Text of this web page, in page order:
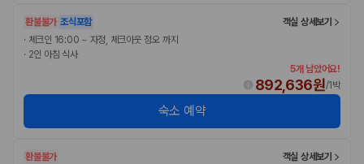
환불불가 조식포함
객실 상세보기
· 체크인 16:00 ~ 자정, 체크아웃 정오 까지
· 2인 아침 식사
5개 남았어요!
892,636원/1박
숙소 예약
환불불가
객실 상세보기